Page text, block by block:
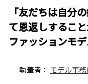
「友だちは自分
て恩返しするこ
ファッションモ
執筆者： モデル事